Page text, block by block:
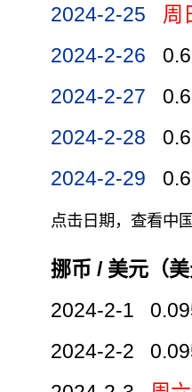
2024-2-25 周
2024-2-26
2024-2-27
2024-2-28
2024-2-29
点击日期，查看中
挪币 / 美元（美
2024-2-1
2024-2-2